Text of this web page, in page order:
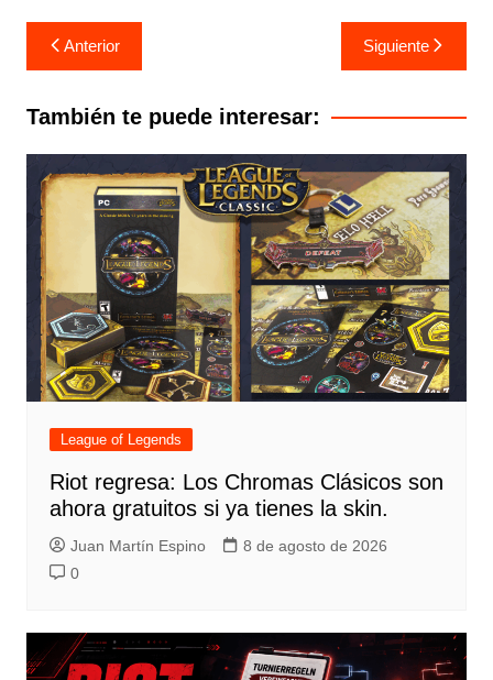
Navegación
de
entradas
Anterior Siguiente
También te puede interesar:
League of Legends
Riot regresa: Los Chromas Clásicos son
ahora gratuitos si ya tienes la skin.
Juan Martín Espino
8 de agosto de 2026
0